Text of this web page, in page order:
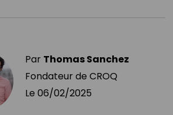
Par Thomas Sanchez
Fondateur de CROQ
Le 06/02/2025